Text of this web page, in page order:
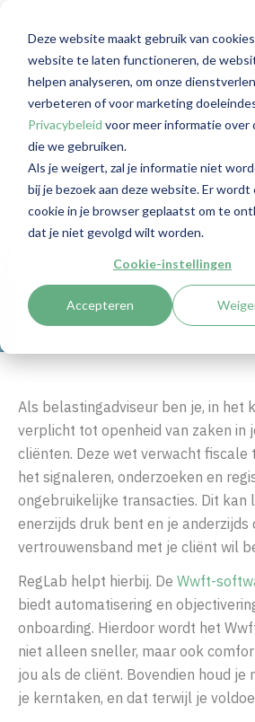
Deze website maakt gebruik van
website te laten functioneren, de
helpen analyseren, om onze
verbeteren of voor marketing
Privacybeleid voor meer informatie over
die we gebruiken.
Als je weigert, zal je informatie niet
bij je bezoek aan deze website. Er wordt
cookie in je browser geplaatst om te
dat je niet gevolgd wilt worden.
Cookie-instellingen
Accepteren
RegLab voor
Maak van de
deugd
Als belastingadviseur ben je, in het
verplicht tot openheid van zaken in
cliënten. Deze wet verwacht fiscale
het signaleren, onderzoeken en
ongebruikelijke transacties. Dit kan
enerzijds druk bent en je anderzijds
vertrouwensband met je cliënt wil
RegLab helpt hierbij. De Wwft-
biedt automatisering en
onboarding. Hierdoor wordt het
niet alleen sneller, maar ook
jou als de cliënt. Bovendien houd je
je kerntaken, en dat terwijl je